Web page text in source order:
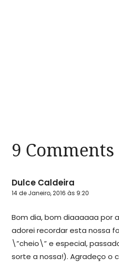
9 Comments
Dulce Caldeira
14 de Janeiro, 2016 às 9:20
Bom dia, bom diaaaaaa por
adorei recordar esta nossa
\”cheio\” e especial,
sorte a nossa!). Agradeço o